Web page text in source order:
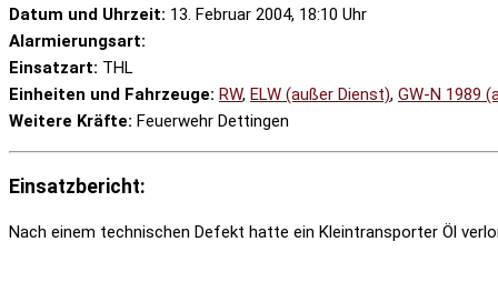
Datum und Uhrzeit: 13. Februar 2004, 18:10 Uhr
Alarmierungsart:
Einsatzart: THL
Einheiten und Fahrzeuge: RW, ELW (außer Dienst), GW-N 1989
Weitere Kräfte: Feuerwehr Dettingen
Einsatzbericht:
Nach einem technischen Defekt hatte ein Kleintransporter Öl